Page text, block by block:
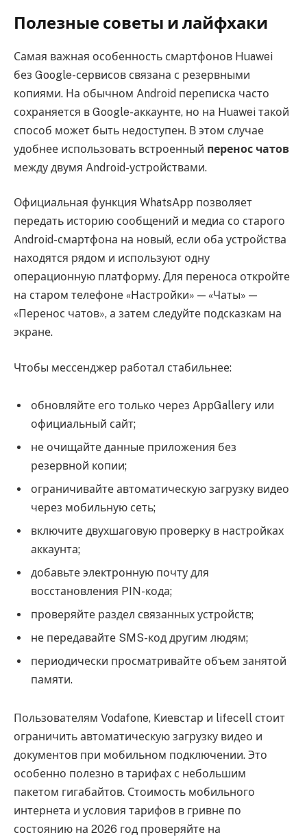
Полезные советы и лайфхаки
Самая важная особенность смартфонов Huawei
без Google-сервисов связана с резервными
копиями. На обычном Android переписка часто
сохраняется в Google-аккаунте, но на Huawei такой
способ может быть недоступен. В этом случае
удобнее использовать встроенный перенос чатов
между двумя Android-устройствами.
Официальная функция WhatsApp позволяет
передать историю сообщений и медиа со старого
Android-смартфона на новый, если оба устройства
находятся рядом и используют одну
операционную платформу. Для переноса откройте
на старом телефоне «Настройки» — «Чаты» —
«Перенос чатов», а затем следуйте подсказкам на
экране.
Чтобы мессенджер работал стабильнее:
обновляйте его только через AppGallery или
официальный сайт;
не очищайте данные приложения без
резервной копии;
ограничивайте автоматическую загрузку видео
через мобильную сеть;
включите двухшаговую проверку в настройках
аккаунта;
добавьте электронную почту для
восстановления PIN-кода;
проверяйте раздел связанных устройств;
не передавайте SMS-код другим людям;
периодически просматривайте объем занятой
памяти.
Пользователям Vodafone, Киевстар и lifecell стоит
ограничить автоматическую загрузку видео и
документов при мобильном подключении. Это
особенно полезно в тарифах с небольшим
пакетом гигабайтов. Стоимость мобильного
интернета и условия тарифов в гривне по
состоянию на 2026 год проверяйте на